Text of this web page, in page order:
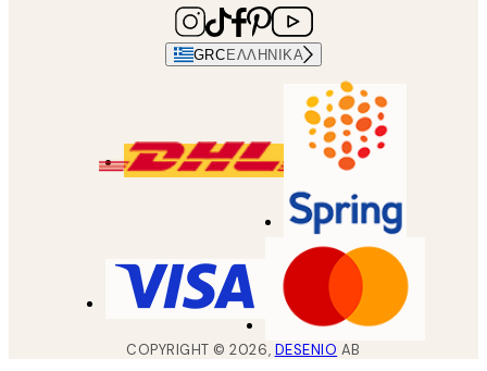
GRC ΕΛΛΗΝΙΚΆ
COPYRIGHT ©2026, DESENIO AB